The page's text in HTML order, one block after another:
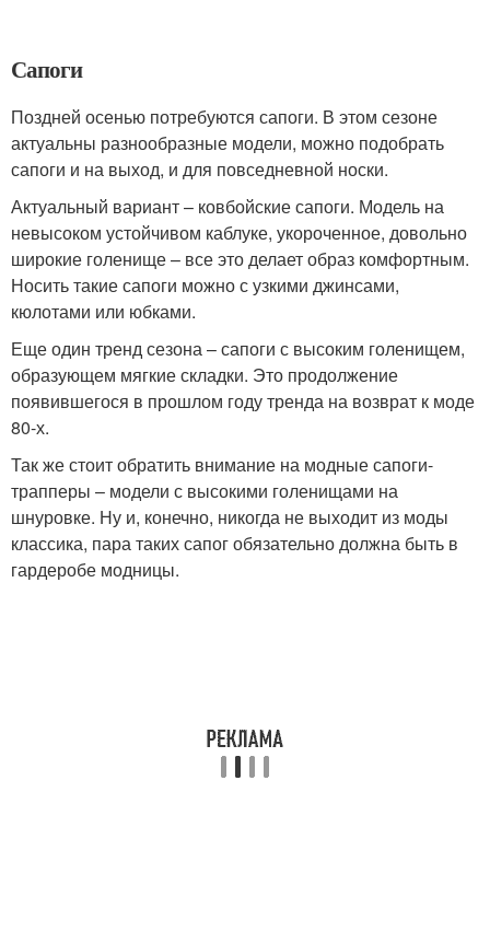
Сапоги
Поздней осенью потребуются сапоги. В этом сезоне
актуальны разнообразные модели, можно подобрать
сапоги и на выход, и для повседневной носки.
Актуальный вариант – ковбойские сапоги. Модель на
невысоком устойчивом каблуке, укороченное, довольно
широкие голенище – все это делает образ комфортным.
Носить такие сапоги можно с узкими джинсами,
кюлотами или юбками.
Еще один тренд сезона – сапоги с высоким голенищем,
образующем мягкие складки. Это продолжение
появившегося в прошлом году тренда на возврат к моде
80-х.
Так же стоит обратить внимание на модные сапоги-
трапперы – модели с высокими голенищами на
шнуровке. Ну и, конечно, никогда не выходит из моды
классика, пара таких сапог обязательно должна быть в
гардеробе модницы.